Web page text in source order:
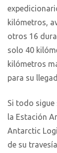
kilómetros,
otros 16
solo 40
kilómetros
para su
Si todo
la Estación
Antarctic
de su